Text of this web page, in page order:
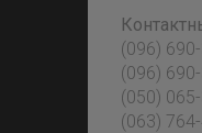
(096)
‎(096)
‎(050)
‎(063)